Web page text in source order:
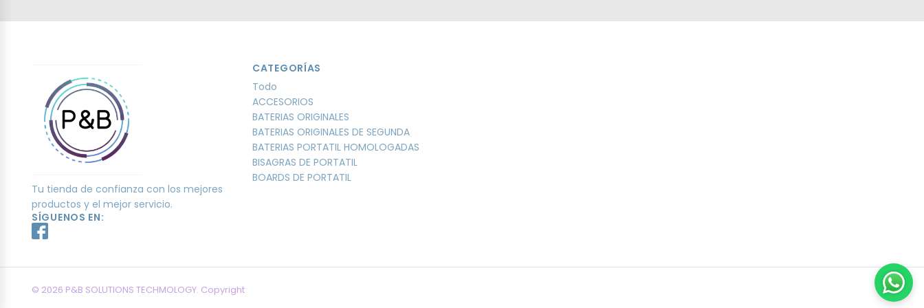
Tu tienda de confianza con los mejores
productos y el mejor servicio.
SÍGUENOS EN:
CATEGORÍAS
Todo
ACCESORIOS
BATERIAS ORIGINALES
BATERIAS ORIGINALES DE SEGUNDA
BATERIAS PORTATIL HOMOLOGADAS
BISAGRAS DE PORTATIL
BOARDS DE PORTATIL
© 2026 P&B SOLUTIONS TECHMOLOGY. Copyright